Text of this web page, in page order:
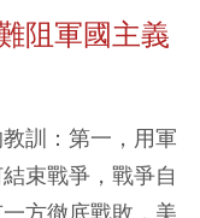
阻軍國主義
訓：第一，用軍
束戰爭，戰爭自